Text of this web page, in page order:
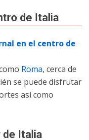
de Italia
en el centro de
Roma, cerca de
se puede disfrutar
así como
de Italia